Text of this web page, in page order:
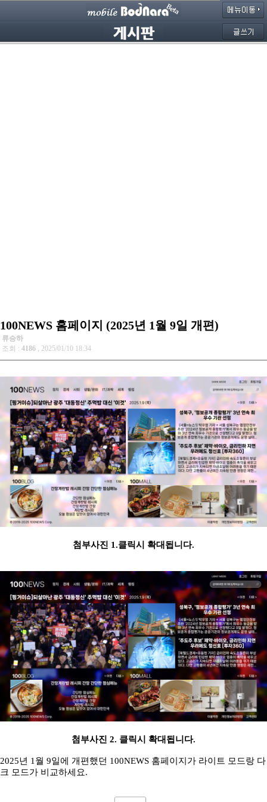
100NEWS 홈페이지 (2025년 1월 9일 개편)
류승하
조회 : 4186 , 2025/01/10 18:34
첨부사진 1.클릭시 확대됩니다.
첨부사진 2. 클릭시 확대됩니다.
2025년 1월 9일에 개편했던 100NEWS 홈페이지가 라이트 모드랑 다
크 모드가 비교하세요.